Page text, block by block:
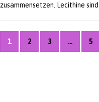
zusammensetzen. Lecithine sind
1 2 3 … 5